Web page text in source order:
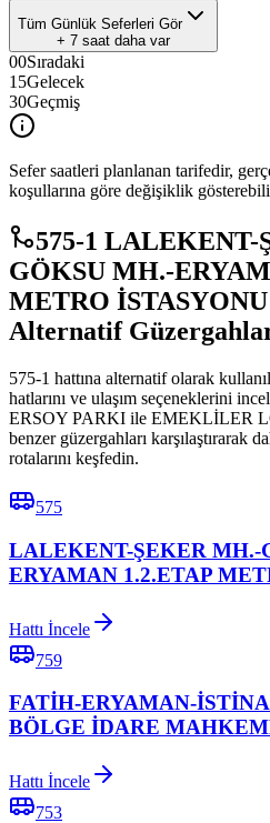
Tüm Günlük Seferleri Gör
+ 7 saat daha var
00Sıradaki
15Gelecek
30Geçmiş
Sefer saatleri planlanan tarifedir,
koşullarına göre değişiklik
575-1 LALEKENT-
GÖKSU MH.-
METRO
Alternatif
575-1 hattına alternatif olarak
hatlarını ve ulaşım seçeneklerini
ERSOY PARKI ile EMEKLİLER
benzer güzergahları karşılaştırarak
rotalarını keşfedin.
575
LALEKENT-ŞEKER MH.-
ERYAMAN 1.2.ETAP
Hattı İncele
759
FATİH-ERYAMAN-
BÖLGE İDARE
Hattı İncele
753